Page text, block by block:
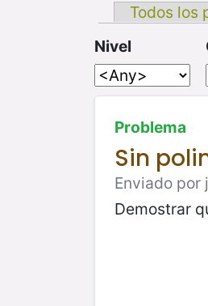
Todos los
Nivel
Problema
Sin
Enviado por
Demostrar